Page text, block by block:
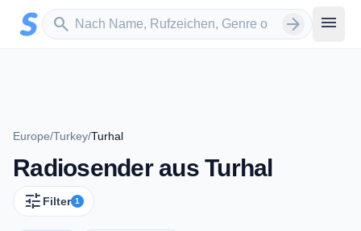
Zum Hauptinhalt springen
search
Sender suchen arrow_forward menu
Europe/Turkey/Turhal
Radiosender aus Turhal
tune Filter 1